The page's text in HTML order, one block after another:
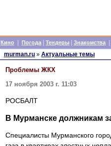
Кино Погода Тендеры Знакомства
murman.ru » Актуальные темы
Проблемы ЖКХ
17 ноября 2003 г. 11:03
РОСБАЛТ
В Мурманске должникам
Специалисты Мурманского